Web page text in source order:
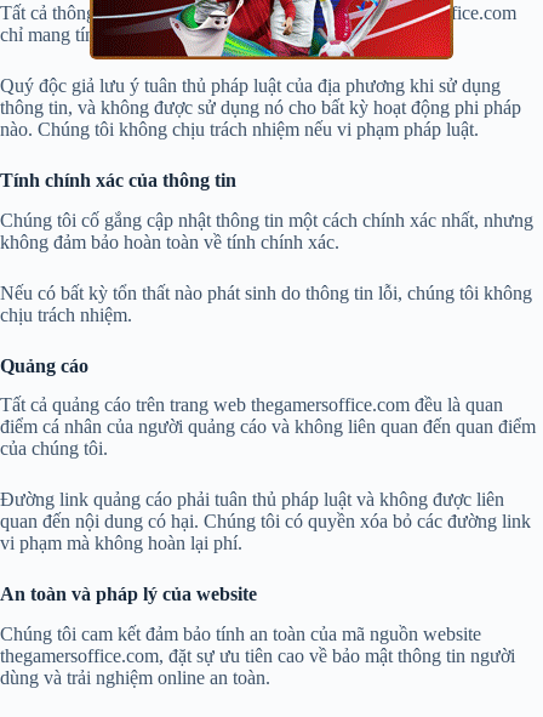
Tất cả thông tin được cung cấp trên trang web thegamersoffice.com
chỉ mang tính chất tham khảo.
Quý độc giả lưu ý tuân thủ pháp luật của địa phương khi sử dụng
thông tin, và không được sử dụng nó cho bất kỳ hoạt động phi pháp
nào. Chúng tôi không chịu trách nhiệm nếu vi phạm pháp luật.
Tính chính xác của thông tin
Chúng tôi cố gắng cập nhật thông tin một cách chính xác nhất, nhưng
không đảm bảo hoàn toàn về tính chính xác.
Nếu có bất kỳ tổn thất nào phát sinh do thông tin lỗi, chúng tôi không
chịu trách nhiệm.
Quảng cáo
Tất cả quảng cáo trên trang web thegamersoffice.com đều là quan
điểm cá nhân của người quảng cáo và không liên quan đến quan điểm
của chúng tôi.
Đường link quảng cáo phải tuân thủ pháp luật và không được liên
quan đến nội dung có hại. Chúng tôi có quyền xóa bỏ các đường link
vi phạm mà không hoàn lại phí.
An toàn và pháp lý của website
Chúng tôi cam kết đảm bảo tính an toàn của mã nguồn website
thegamersoffice.com, đặt sự ưu tiên cao về bảo mật thông tin người
dùng và trải nghiệm online an toàn.